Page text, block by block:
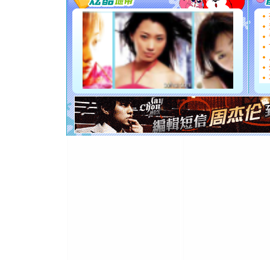
你太多
要平安
[圣诞节]
能正大
都要快乐
[圣诞节]
如意,快
[元旦]看
断电。爱
你是我专
[元旦]如